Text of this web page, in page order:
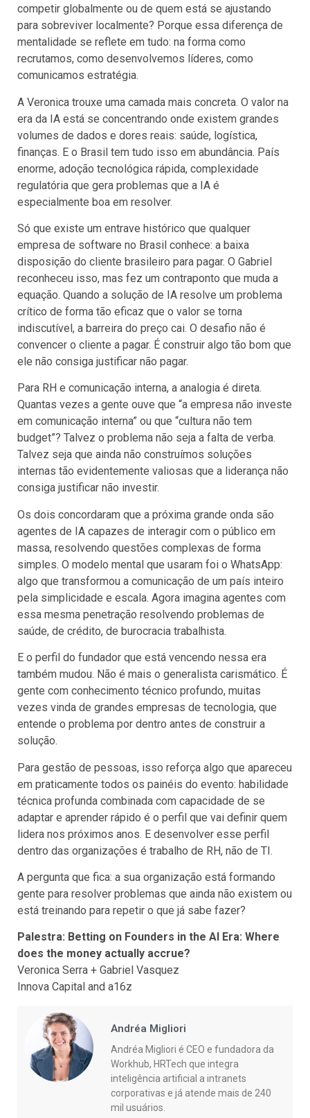
competir globalmente ou de quem está se ajustando
para sobreviver localmente? Porque essa diferença de
mentalidade se reflete em tudo: na forma como
recrutamos, como desenvolvemos líderes, como
comunicamos estratégia.
A Veronica trouxe uma camada mais concreta. O valor na
era da IA está se concentrando onde existem grandes
volumes de dados e dores reais: saúde, logística,
finanças. E o Brasil tem tudo isso em abundância. País
enorme, adoção tecnológica rápida, complexidade
regulatória que gera problemas que a IA é
especialmente boa em resolver.
Só que existe um entrave histórico que qualquer
empresa de software no Brasil conhece: a baixa
disposição do cliente brasileiro para pagar. O Gabriel
reconheceu isso, mas fez um contraponto que muda a
equação. Quando a solução de IA resolve um problema
crítico de forma tão eficaz que o valor se torna
indiscutível, a barreira do preço cai. O desafio não é
convencer o cliente a pagar. É construir algo tão bom que
ele não consiga justificar não pagar.
Para RH e comunicação interna, a analogia é direta.
Quantas vezes a gente ouve que “a empresa não investe
em comunicação interna” ou que “cultura não tem
budget”? Talvez o problema não seja a falta de verba.
Talvez seja que ainda não construímos soluções
internas tão evidentemente valiosas que a liderança não
consiga justificar não investir.
Os dois concordaram que a próxima grande onda são
agentes de IA capazes de interagir com o público em
massa, resolvendo questões complexas de forma
simples. O modelo mental que usaram foi o WhatsApp:
algo que transformou a comunicação de um país inteiro
pela simplicidade e escala. Agora imagina agentes com
essa mesma penetração resolvendo problemas de
saúde, de crédito, de burocracia trabalhista.
E o perfil do fundador que está vencendo nessa era
também mudou. Não é mais o generalista carismático. É
gente com conhecimento técnico profundo, muitas
vezes vinda de grandes empresas de tecnologia, que
entende o problema por dentro antes de construir a
solução.
Para gestão de pessoas, isso reforça algo que apareceu
em praticamente todos os painéis do evento: habilidade
técnica profunda combinada com capacidade de se
adaptar e aprender rápido é o perfil que vai definir quem
lidera nos próximos anos. E desenvolver esse perfil
dentro das organizações é trabalho de RH, não de TI.
A pergunta que fica: a sua organização está formando
gente para resolver problemas que ainda não existem ou
está treinando para repetir o que já sabe fazer?
Palestra: Betting on Founders in the AI Era: Where
does the money actually accrue?
Veronica Serra + Gabriel Vasquez
Innova Capital and a16z
Andréa Migliori
Andréa Migliori é CEO e fundadora da
Workhub, HRTech que integra
inteligência artificial a intranets
corporativas e já atende mais de 240
mil usuários.